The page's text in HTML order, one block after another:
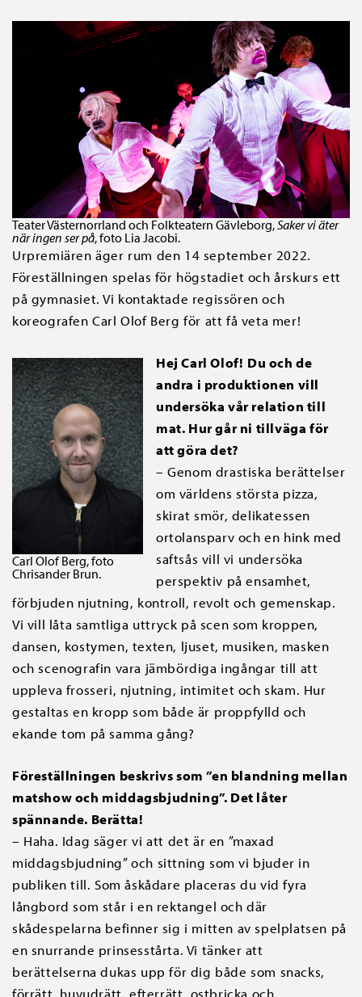
Teater Västernorrland och Folkteatern Gävleborg,Saker vi äter
när ingen ser på, foto Lia Jacobi.
Urpremiären äger rum den 14 september 2022.
Föreställningen spelas för högstadiet och årskurs ett
på gymnasiet. Vi kontaktade regissören och
koreografen Carl Olof Berg för att få veta mer!
Carl Olof Berg, foto
Chrisander Brun.
Hej Carl Olof! Du och de
andra i produktionen vill
undersöka vår relation till
mat. Hur går ni tillväga för
att göra det?
– Genom drastiska berättelser
om världens största pizza,
skirat smör, delikatessen
ortolansparv och en hink med
saftsås vill vi undersöka
perspektiv på ensamhet,
förbjuden njutning, kontroll, revolt och gemenskap.
Vi vill låta samtliga uttryck på scen som kroppen,
dansen, kostymen, texten, ljuset, musiken, masken
och scenografin vara jämbördiga ingångar till att
uppleva frosseri, njutning, intimitet och skam. Hur
gestaltas en kropp som både är proppfylld och
ekande tom på samma gång?
Föreställningen beskrivs som ”en blandning mellan
matshow och middagsbjudning”. Det låter
spännande. Berätta!
– Haha. Idag säger vi att det är en ”maxad
middagsbjudning” och sittning som vi bjuder in
publiken till. Som åskådare placeras du vid fyra
långbord som står i en rektangel och där
skådespelarna befinner sig i mitten av spelplatsen på
en snurrande prinsesstårta. Vi tänker att
berättelserna dukas upp för dig både som snacks,
förrätt, huvudrätt, efterrätt, ostbricka och